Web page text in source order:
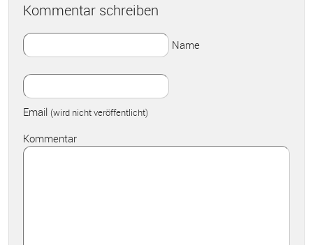
Kommentar schreiben
Name
Email (wird nicht veröffentlicht)
Kommentar